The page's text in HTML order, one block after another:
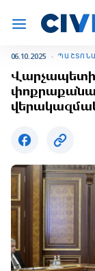
06.10.2025
Վարչապետի